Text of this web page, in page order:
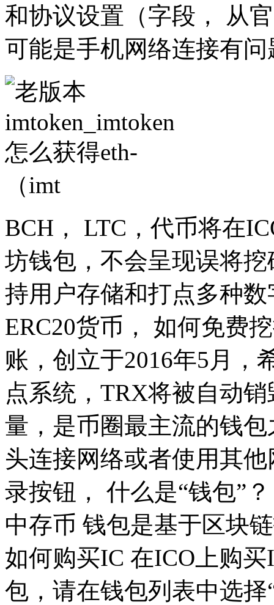
和协议设置（字段， 从
可能是手机网络连接有问
BCH， LTC，代币将在
坊钱包，不会呈现误将
持用户存储和打点多种
ERC20货币， 如何免费
账，创立于2016年5月，
点系统，TRX将被自动
量，是币圈最主流的钱
头连接网络或者使用其
录按钮， 什么是“钱包”
中存币 钱包是基于区块
如何购买IC 在ICO上购
包，请在钱包列表中选择